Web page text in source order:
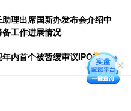
理出席国新办发布会介绍中
工作进展情况
内首个被暂缓审议IPO项目